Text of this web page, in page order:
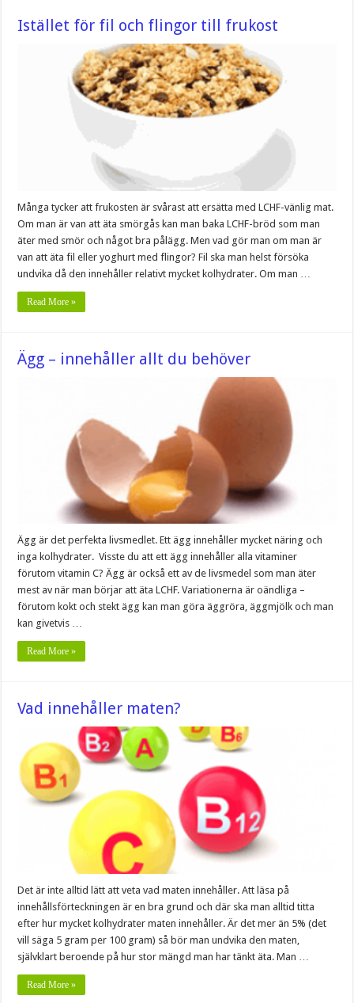
Istället för fil och flingor till frukost
Många tycker att frukosten är svårast att ersätta med LCHF-vänlig mat.
Om man är van att äta smörgås kan man baka LCHF-bröd som man
äter med smör och något bra pålägg. Men vad gör man om man är
van att äta fil eller yoghurt med flingor? Fil ska man helst försöka
undvika då den innehåller relativt mycket kolhydrater. Om man …
Read More »
Ägg – innehåller allt du behöver
Ägg är det perfekta livsmedlet. Ett ägg innehåller mycket näring och
inga kolhydrater. Visste du att ett ägg innehåller alla vitaminer
förutom vitamin C? Ägg är också ett av de livsmedel som man äter
mest av när man börjar att äta LCHF. Variationerna är oändliga –
förutom kokt och stekt ägg kan man göra äggröra, äggmjölk och man
kan givetvis …
Read More »
Vad innehåller maten?
Det är inte alltid lätt att veta vad maten innehåller. Att läsa på
innehållsförteckningen är en bra grund och där ska man alltid titta
efter hur mycket kolhydrater maten innehåller. Är det mer än 5% (det
vill säga 5 gram per 100 gram) så bör man undvika den maten,
självklart beroende på hur stor mängd man har tänkt äta. Man …
Read More »